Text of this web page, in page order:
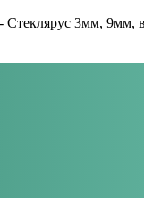
- Стеклярус 3мм, 9мм,